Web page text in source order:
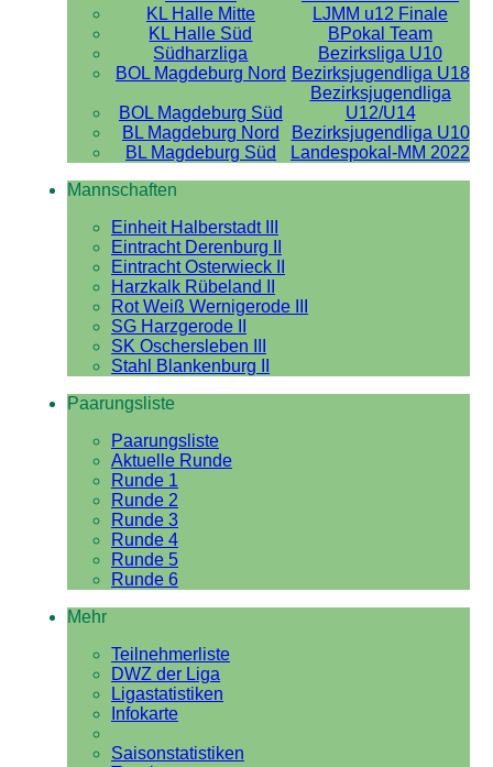
KL Halle Mitte
LJMM u12 Finale
KL Halle Süd
BPokal Team
Südharzliga
Bezirksliga U10
BOL Magdeburg Nord Bezirksjugendliga U18
BOL Magdeburg Süd
Bezirksjugendliga
U12/U14
BL Magdeburg Nord
Bezirksjugendliga U10
BL Magdeburg Süd
Landespokal-MM 2022
Mannschaften
Einheit Halberstadt III
Eintracht Derenburg II
Eintracht Osterwieck II
Harzkalk Rübeland II
Rot Weiß Wernigerode III
SG Harzgerode II
SK Oschersleben III
Stahl Blankenburg II
Paarungsliste
Paarungsliste
Aktuelle Runde
Runde 1
Runde 2
Runde 3
Runde 4
Runde 5
Runde 6
Mehr
Teilnehmerliste
DWZ der Liga
Ligastatistiken
Infokarte
Saisonstatistiken